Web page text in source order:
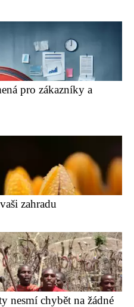
pro zákazníky a
zahradu
nesmí chybět na žádné